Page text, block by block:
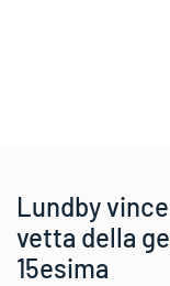
Lundby
vetta della
15esima